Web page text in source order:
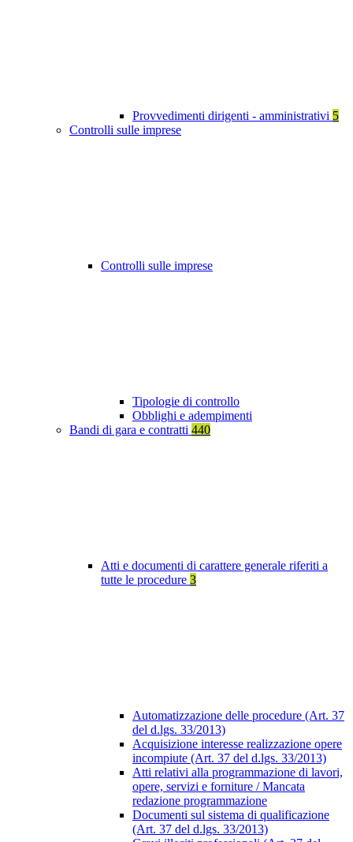
Provvedimenti dirigenti - amministrativi 5
Controlli sulle imprese
Controlli sulle imprese
Tipologie di controllo
Obblighi e adempimenti
Bandi di gara e contratti 440
Atti e documenti di carattere generale riferiti a
tutte le procedure 3
Automatizzazione delle procedure (Art. 37
del d.lgs. 33/2013)
Acquisizione interesse realizzazione opere
incompiute (Art. 37 del d.lgs. 33/2013)
Atti relativi alla programmazione di lavori,
opere, servizi e forniture / Mancata
redazione programmazione
Documenti sul sistema di qualificazione
(Art. 37 del d.lgs. 33/2013)